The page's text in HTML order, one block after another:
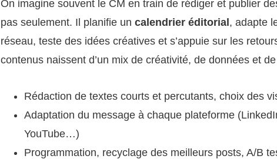
On imagine souvent le CM en train de rédiger et publier
pas seulement. Il planifie un calendrier éditorial, adapte
réseau, teste des idées créatives et s’appuie sur les
contenus naissent d’un mix de créativité, de données et de
Rédaction de textes courts et percutants, choix des
Adaptation du message à chaque plateforme
YouTube…)
Programmation, recyclage des meilleurs posts, A/B